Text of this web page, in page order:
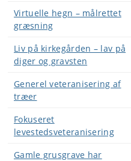
Virtuelle hegn – målrettet
græsning
Liv på kirkegården – lav på
diger og gravsten
Generel veteranisering af
træer
Fokuseret
levestedsveteranisering
Gamle grusgrave har